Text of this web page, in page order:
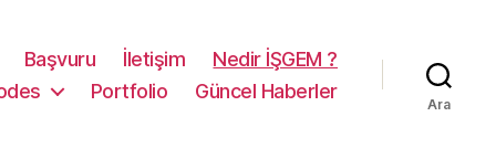
Başvuru İletişim
Nedir İŞGEM ?
Portfolio Güncel Haberler
Ara